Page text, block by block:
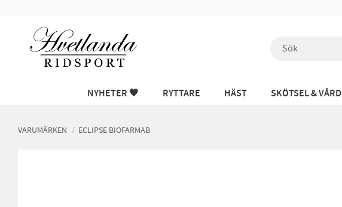
NYHETER 🖤 RYTTARE HÄST SKÖTSEL & VÅRD
VARUMÄRKEN ECLIPSE BIOFARMAB